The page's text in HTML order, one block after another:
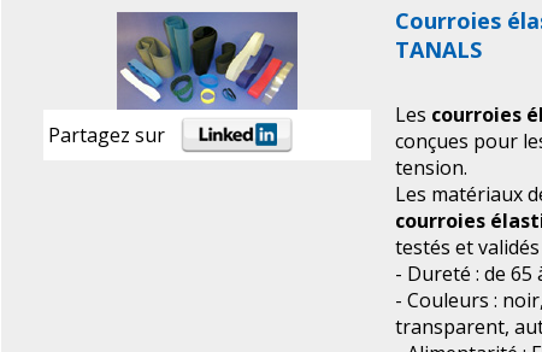
Partagez sur
Courroies
TANALS
Les courroies
conçues pour
tension.
Les matériaux
courroies
testés et
- Dureté : de 65
- Couleurs :
transparent,